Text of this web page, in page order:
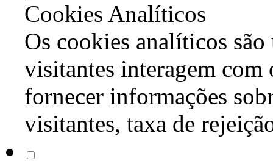
Cookies Analíticos
Os cookies analíticos são
visitantes interagem com
fornecer informações
visitantes, taxa de